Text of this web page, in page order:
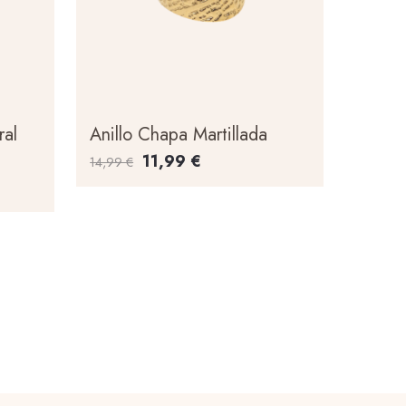
Anillo Chapa Martillada
14,99€ 11,99 €